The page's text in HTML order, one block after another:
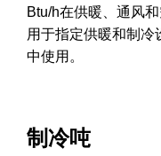
Btu/h在供暖、通风
用于指定供暖和制冷
中使用。
制冷吨